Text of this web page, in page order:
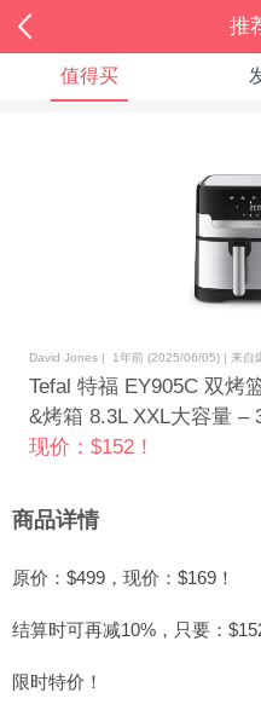
推
值得买
David Jones | 1年前 (2025/06/05) | 来自
Tefal 特福 EY905C 双烤
&烤箱 8.3L XXL大容量 –
现价：$152！
商品详情
原价：$499，现价：$169！
结算时可再减10%，只要：
限时特价！